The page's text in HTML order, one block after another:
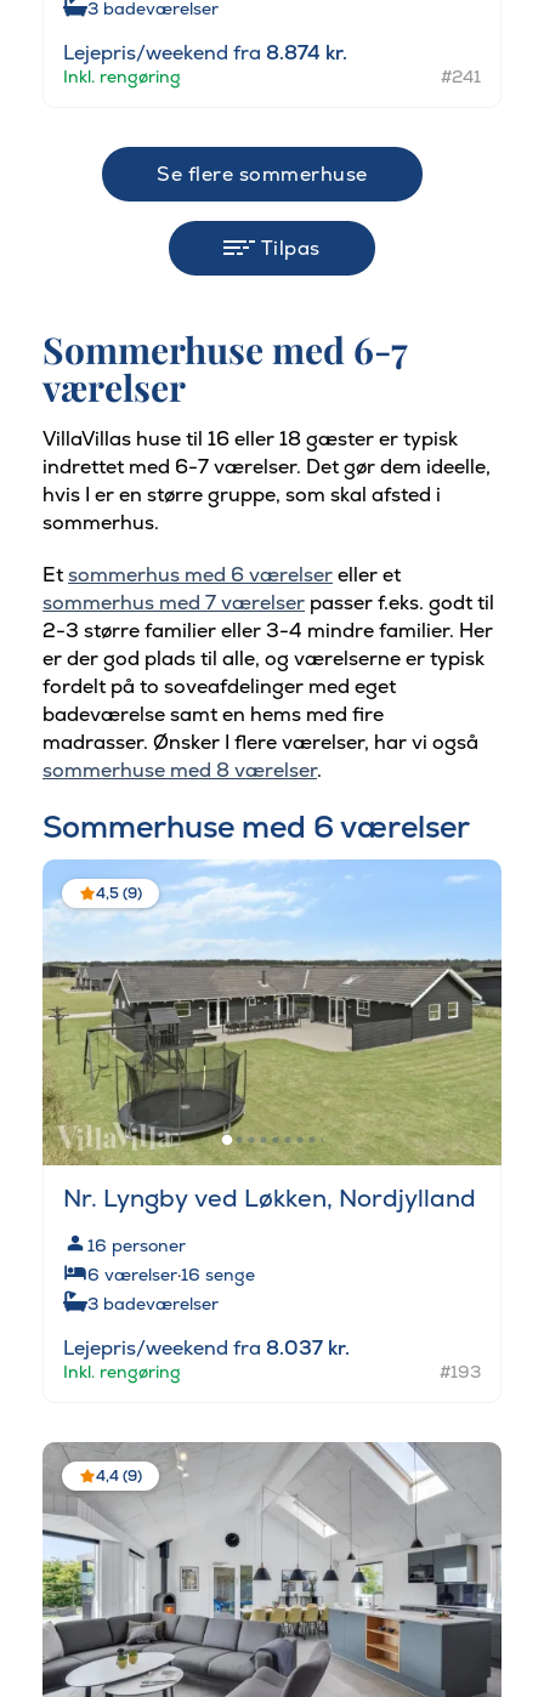
3 badeværelser
Lejepris/weekend fra 8.874 kr.
Inkl. rengøring #241
Se flere sommerhuse
Tilpas
Sommerhuse med 6-7
værelser
VillaVillas huse til 16 eller 18 gæster er typisk
indrettet med 6-7 værelser. Det gør dem ideelle,
hvis I er en større gruppe, som skal afsted i
sommerhus.
Etsommerhus med 6 værelsereller et
sommerhus med 7 værelser passer f.eks. godt til
2-3 større familier eller 3-4 mindre familier. Her
er der god plads til alle, og værelserne er typisk
fordelt på to soveafdelinger med eget
badeværelse samt en hems med fire
madrasser. Ønsker I flere værelser, har vi også
sommerhuse med 8 værelser.
Sommerhuse med 6 værelser
4,5 (9)
Nr. Lyngby ved Løkken, Nordjylland
16 personer
6 værelser·16 senge
3 badeværelser
Lejepris/weekend fra 8.037 kr.
Inkl. rengøring #193
4,4 (9)